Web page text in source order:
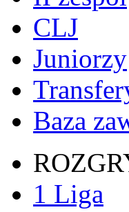
CLJ
Juniorzy
Baza
1 Liga